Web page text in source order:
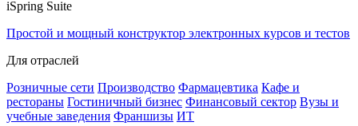
iSpring Suite
Простой и мощный конструктор электронных курсов и тестов
Для отраслей
Розничные сети Производство Фармацевтика Кафе и
рестораны Гостиничный бизнес Финансовый сектор Вузы и
учебные заведения Франшизы ИТ